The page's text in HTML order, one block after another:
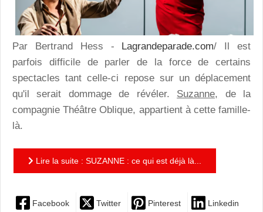
Par Bertrand Hess - Lagrandeparade.com/ Il est
parfois difficile de parler de la force de certains
spectacles tant celle-ci repose sur un déplacement
qu'il serait dommage de révéler. Suzanne, de la
compagnie Théâtre Oblique, appartient à cette famille-
là.
Lire la suite : SUZANNE : ce qui est déjà là...
Facebook Twitter Pinterest Linkedin